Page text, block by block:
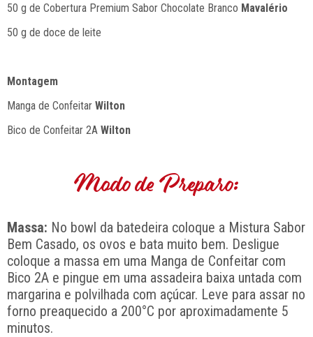
50 g de Cobertura Premium Sabor Chocolate Branco Mavalério
50 g de doce de leite
Montagem
Manga de Confeitar Wilton
Bico de Confeitar 2A Wilton
Modo de Preparo:
Massa: No bowl da batedeira coloque a Mistura Sabor
Bem Casado, os ovos e bata muito bem. Desligue
coloque a massa em uma Manga de Confeitar com
Bico 2A e pingue em uma assadeira baixa untada com
margarina e polvilhada com açúcar. Leve para assar no
forno preaquecido a 200°C por aproximadamente 5
minutos.